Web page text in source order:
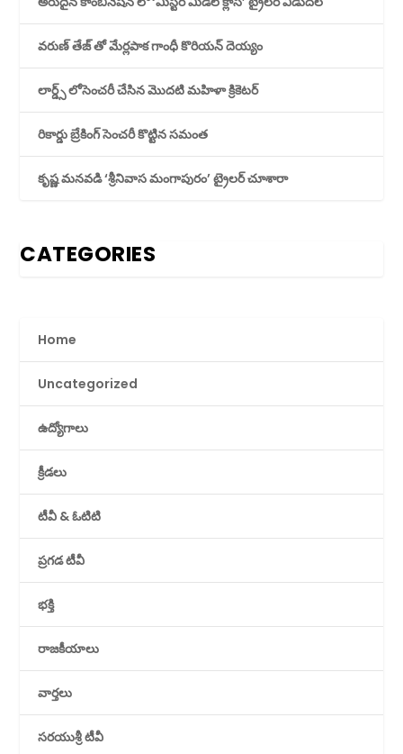
వరుణ్ తేజ్ తో మేర్లపాక గాంధీ కొరియన్ దెయ్యం
లార్డ్స్ లోసెంచరీ చేసిన మొదటి మహిళా క్రికెటర్
రికార్డు బ్రేకింగ్ సెంచరీ కొట్టిన సమంత
కృష్ణ మనవడి ‘శ్రీనివాస మంగాపురం’ ట్రైలర్ చూశారా
CATEGORIES
Home
Uncategorized
ఉద్యోగాలు
క్రీడలు
టీవీ & ఓటిటి
ప్రగడ టీవీ
భక్తి
రాజకీయాలు
వార్తలు
సరయుశ్రీ టీవీ